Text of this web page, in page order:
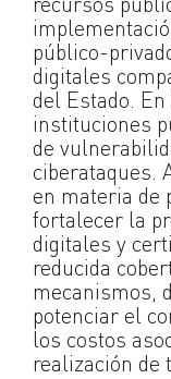
público-
digitales
del Estado.
instituciones
de
ciberataques.
en materia de
fortalecer la
digitales y
reducida
mecanismos,
potenciar el
los costos
realización de